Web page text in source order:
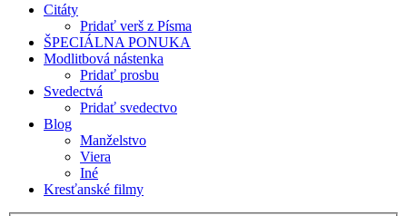
Citáty
Pridať verš z Písma
ŠPECIÁLNA PONUKA
Modlitbová nástenka
Pridať prosbu
Svedectvá
Pridať svedectvo
Blog
Manželstvo
Viera
Iné
Kresťanské filmy